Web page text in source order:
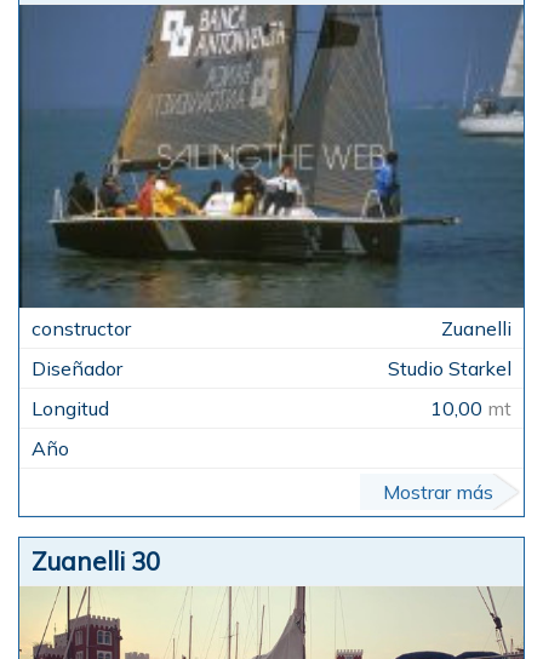
Zuanelli
Studio Starkel
10,00 mt
Mostrar más
Zuanelli 30